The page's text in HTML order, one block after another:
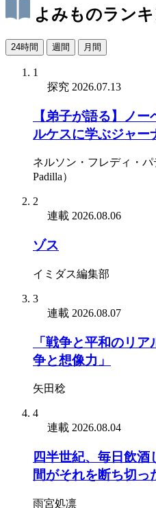
よみものラン
24時間 週間 月間
1
探究 2026.07.13
【弟子が語る】ノ
ルケスに学ぶジャー
ネルソン・フレディ・パ
Padilla）
2
連載 2026.08.06
ゾス
イミダス編集部
3
連載 2026.08.07
「戦争と平和のリ
争と想像力」
矢田稔
4
連載 2026.08.04
四半世紀、毎日飲酒
間がそれを断ち切っ
雨宮処凛